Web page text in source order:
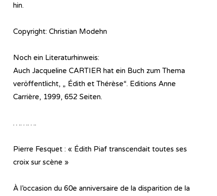
hin.
Copyright: Christian Modehn
Noch ein Literaturhinweis:
Auch Jacqueline CARTIER hat ein Buch zum Thema
veröffentlicht, „ Édith et Thérèse“. Editions Anne
Carrière, 1999, 652 Seiten.
……….
Pierre Fesquet : « Édith Piaf transcendait toutes ses
croix sur scène »
À l’occasion du 60e anniversaire de la disparition de la